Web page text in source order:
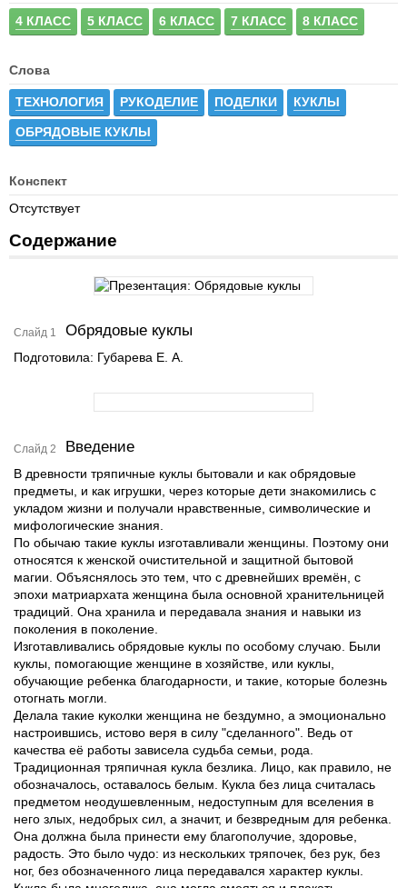
4 КЛАСС 5 КЛАСС 6 КЛАСС 7 КЛАСС 8 КЛАСС
Слова
ТЕХНОЛОГИЯ РУКОДЕЛИЕ ПОДЕЛКИ КУКЛЫ
ОБРЯДОВЫЕ КУКЛЫ
Конспект
Отсутствует
Содержание
Слайд 1 Обрядовые куклы
Подготовила: Губарева Е. А.
Слайд 2 Введение
В древности тряпичные куклы бытовали и как обрядовые
предметы, и как игрушки, через которые дети знакомились с
укладом жизни и получали нравственные, символические и
мифологические знания.
По обычаю такие куклы изготавливали женщины. Поэтому они
относятся к женской очистительной и защитной бытовой
магии. Объяснялось это тем, что с древнейших времён, с
эпохи матриархата женщина была основной хранительницей
традиций. Она хранила и передавала знания и навыки из
поколения в поколение.
Изготавливались обрядовые куклы по особому случаю. Были
куклы, помогающие женщине в хозяйстве, или куклы,
обучающие ребенка благодарности, и такие, которые болезнь
отогнать могли.
Делала такие куколки женщина не бездумно, а эмоционально
настроившись, истово веря в силу "сделанного". Ведь от
качества её работы зависела судьба семьи, рода.
Традиционная тряпичная кукла безлика. Лицо, как правило, не
обозначалось, оставалось белым. Кукла без лица считалась
предметом неодушевленным, недоступным для вселения в
него злых, недобрых сил, а значит, и безвредным для ребенка.
Она должна была принести ему благополучие, здоровье,
радость. Это было чудо: из нескольких тряпочек, без рук, без
ног, без обозначенного лица передавался характер куклы.